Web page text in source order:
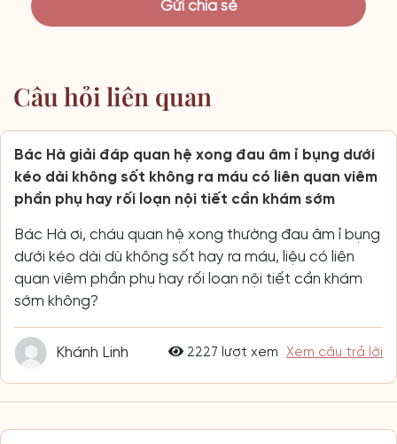
Câu hỏi liên quan
Bác Hà giải đáp quan hệ xong đau âm ỉ bụng dưới
kéo dài không sốt không ra máu có liên quan viêm
phần phụ hay rối loạn nội tiết cần khám sớm
Bác Hà ơi, cháu quan hệ xong thường đau âm ỉ bụng
dưới kéo dài dù không sốt hay ra máu, liệu có liên
quan viêm phần phụ hay rối loạn nội tiết cần khám
sớm không?
Khánh Linh 2227 lượt xem Xem câu trả lời